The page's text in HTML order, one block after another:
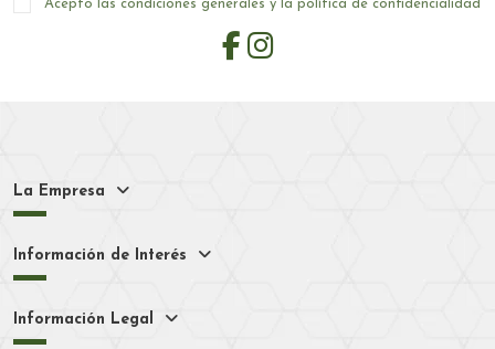
Acepto las condiciones generales y la política de confidencialidad
La Empresa
Información de Interés
Información Legal